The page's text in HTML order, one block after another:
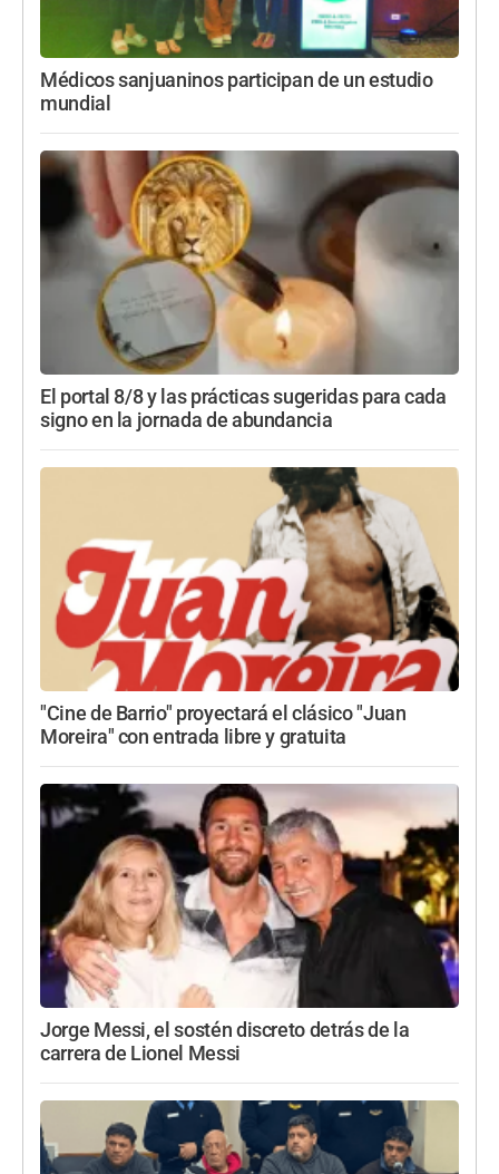
Médicos sanjuaninos participan de un estudio
mundial
El portal 8/8 y las prácticas sugeridas para cada
signo en la jornada de abundancia
"Cine de Barrio" proyectará el clásico "Juan
Moreira" con entrada libre y gratuita
Jorge Messi, el sostén discreto detrás de la
carrera de Lionel Messi